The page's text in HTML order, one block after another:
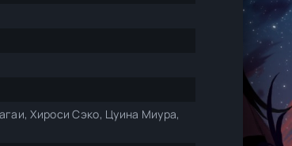
Хироси Сэко, Цуина Миура,